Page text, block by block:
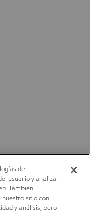
de
usuario y analizar
También
sitio con
y análisis, pero